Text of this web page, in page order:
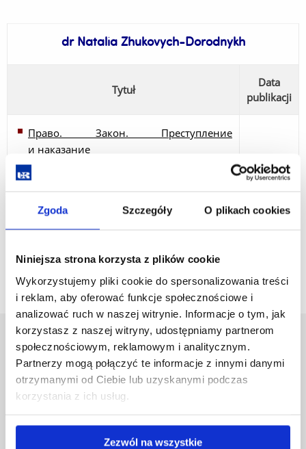
Zgoda Szczegóły O plikach cookies
Niniejsza strona korzysta z plików cookie
Wykorzystujemy pliki cookie do spersonalizowania treści
i reklam, aby oferować funkcje społecznościowe i
analizować ruch w naszej witrynie. Informacje o tym, jak
korzystasz z naszej witryny, udostępniamy partnerom
społecznościowym, reklamowym i analitycznym.
Partnerzy mogą połączyć te informacje z innymi danymi
otrzymanymi od Ciebie lub uzyskanymi podczas
korzystania z ich usług.
Zezwól na wszystkie
dr Natalia Zhukovych-Dorodnykh
Tytuł
Data
publikacji
Право. Закон. Преступление
и наказание
Uniwersytet Rzeszowski
Al. Tadeusza Rejtana 16C
35-959 Rzeszów
Pomiń
Mapa serwisu